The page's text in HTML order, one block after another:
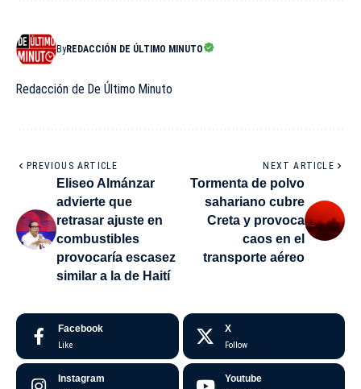
ByREDACCIÓN DE ÚLTIMO MINUTO
Redacción de De Último Minuto
PREVIOUS ARTICLE
Eliseo Almánzar
advierte que
retrasar ajuste en
combustibles
provocaría escasez
similar a la de Haití
NEXT ARTICLE
Tormenta de polvo
sahariano cubre
Creta y provoca
caos en el
transporte aéreo
Facebook
Like
X
Follow
Instagram Youtube